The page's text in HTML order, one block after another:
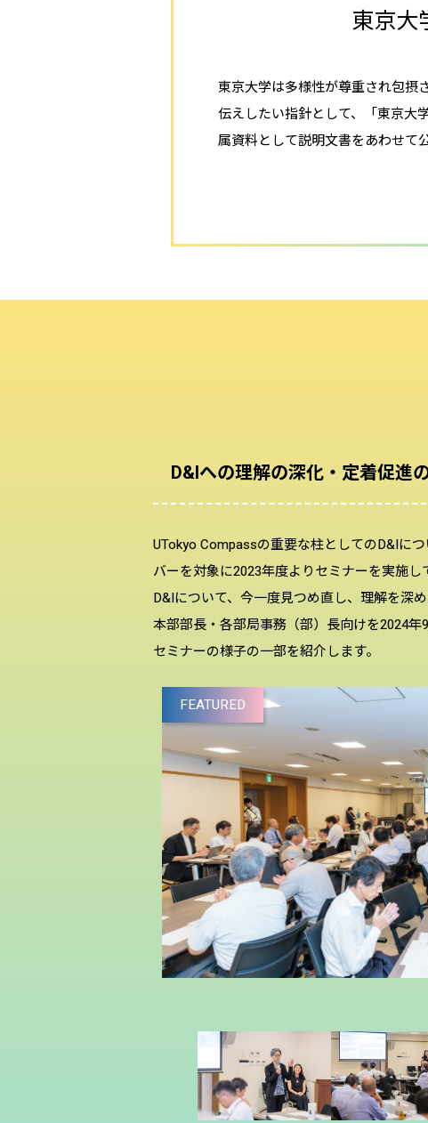
東京大
東京大学は多様性が尊重され包摂
伝えしたい指針として、「東京大
属資料として説明文書をあわせて
D&Iへの理解の深化・定着促進
UTokyo Compassの重要な柱としてのD&Iに
バーを対象に2023年度よりセミナーを実施し
D&Iについて、今一度見つめ直し、理解を深
本部部長・各部局事務（部）長向けを2024年
セミナーの様子の一部を紹介します。
FEATURED